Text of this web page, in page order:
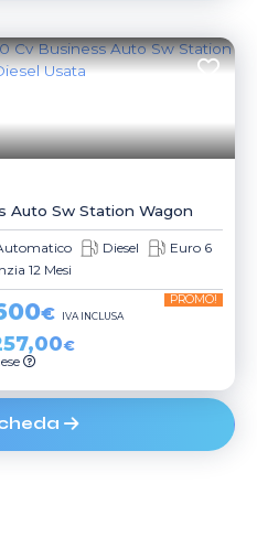
Auto Sw Station Wagon
Diesel
Euro 6
12 Mesi
€
PROMO!
IVA INCLUSA
€